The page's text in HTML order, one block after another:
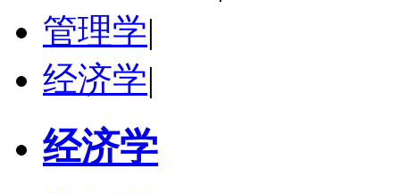
管理学|
经济学|
经济学